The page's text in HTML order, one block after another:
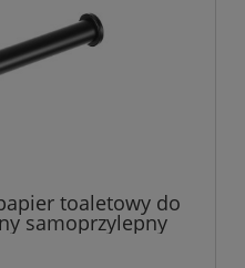
toaletowy do
samoprzylepny